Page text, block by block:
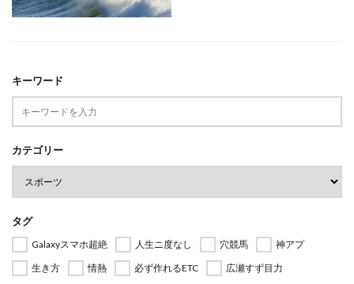
キーワード
カテゴリー
タグ
Galaxyスマホ超絶 人生ニ度なし 穴競馬
神アプ
生き方
情熱 必ず作れるETC
広瀬すず目力